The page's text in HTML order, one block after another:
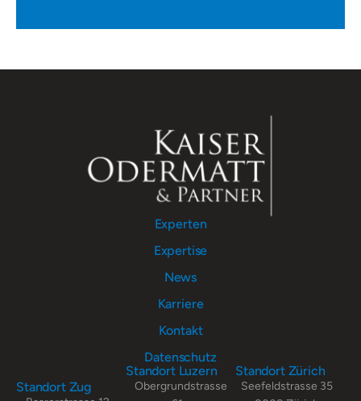
Experten
Expertise
News
Karriere
Kontakt
Datenschutz
Standort Zug
Standort Luzern
Obergrundstrasse
Standort Zürich
Seefeldstrasse 35